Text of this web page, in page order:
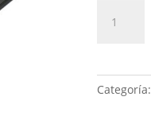
Casio
cantidad
Categoría: